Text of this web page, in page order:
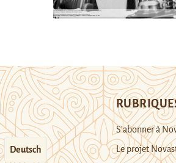
Deutsch
S’abonner à
Le projet